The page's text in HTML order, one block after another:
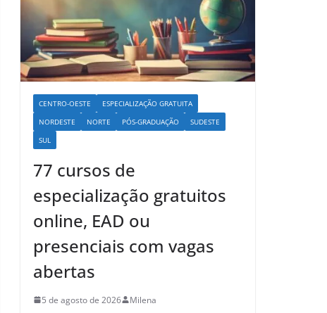
CENTRO-OESTE
ESPECIALIZAÇÃO GRATUITA
NORDESTE
NORTE PÓS-GRADUAÇÃO
SUDESTE
SUL
77 cursos de
especialização gratuitos
online, EAD ou
presenciais com vagas
abertas
5 de agosto de 2026 Milena